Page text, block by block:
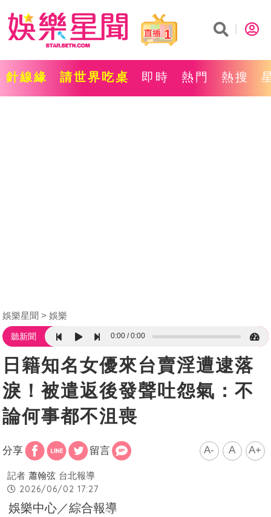
1
針線緣 請世界吃桌 即時 熱門 熱搜
娛樂星聞 娛樂
聽新聞 0:00 0:00
日籍知名女優來台賣淫遭逮落
淚！被遣返後發聲吐怨氣：不
論何事都不沮喪
分享 留言 A- A A+
記者 蕭翰弦 台北報導
2026/06/02 17:27
娛樂中心／綜合報導